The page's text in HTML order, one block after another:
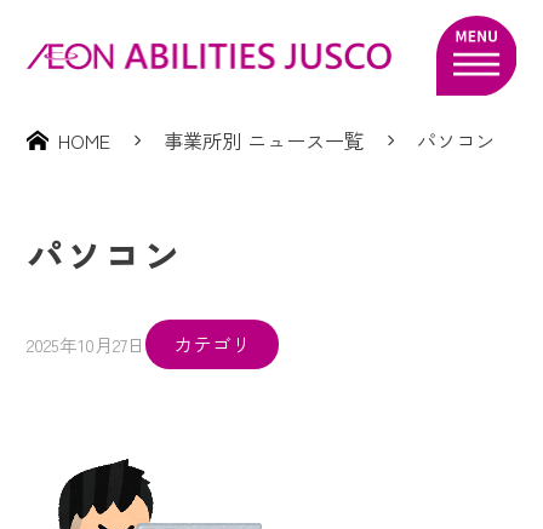
HOME 事業所別 ニュース一覧 パソコン
パソコン
2025年10月27日 カテゴリ